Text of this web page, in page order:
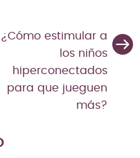
¿Cómo estimular a
los niños
hiperconectados
para que jueguen
más?